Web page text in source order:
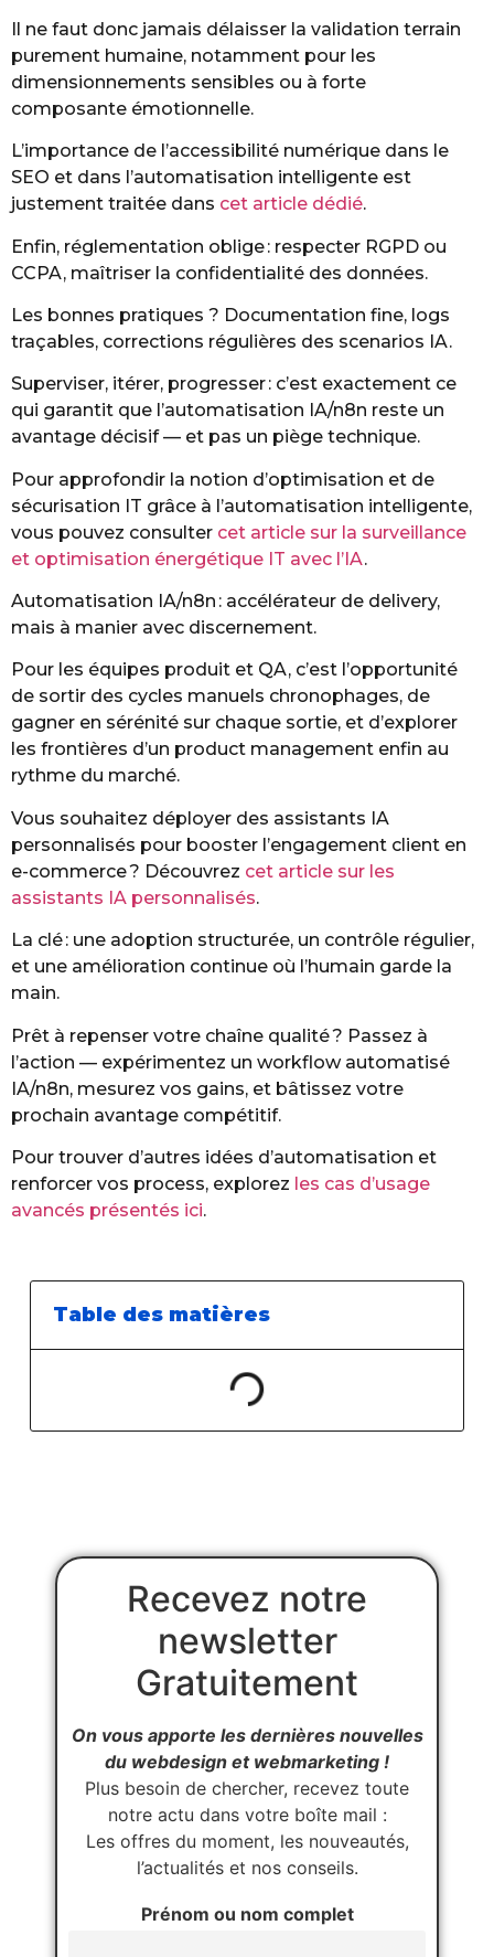
Il ne faut donc jamais délaisser la validation terrain
purement humaine, notamment pour les
dimensionnements sensibles ou à forte
composante émotionnelle.
L’importance de l’accessibilité numérique dans le
SEO et dans l’automatisation intelligente est
justement traitée dans cet article dédié.
Enfin, réglementation oblige : respecter RGPD ou
CCPA, maîtriser la confidentialité des données.
Les bonnes pratiques ? Documentation fine, logs
traçables, corrections régulières des scenarios IA.
Superviser, itérer, progresser : c’est exactement ce
qui garantit que l’automatisation IA/n8n reste un
avantage décisif — et pas un piège technique.
Pour approfondir la notion d’optimisation et de
sécurisation IT grâce à l’automatisation intelligente,
vous pouvez consulter cet article sur la surveillance
et optimisation énergétique IT avec l’IA.
Automatisation IA/n8n : accélérateur de delivery,
mais à manier avec discernement.
Pour les équipes produit et QA, c’est l’opportunité
de sortir des cycles manuels chronophages, de
gagner en sérénité sur chaque sortie, et d’explorer
les frontières d’un product management enfin au
rythme du marché.
Vous souhaitez déployer des assistants IA
personnalisés pour booster l’engagement client en
e-commerce ? Découvrez cet article sur les
assistants IA personnalisés.
La clé : une adoption structurée, un contrôle régulier,
et une amélioration continue où l’humain garde la
main.
Prêt à repenser votre chaîne qualité ? Passez à
l’action — expérimentez un workflow automatisé
IA/n8n, mesurez vos gains, et bâtissez votre
prochain avantage compétitif.
Pour trouver d’autres idées d’automatisation et
renforcer vos process, explorez les cas d’usage
avancés présentés ici.
Table des matières
Recevez notre
newsletter
Gratuitement
On vous apporte les dernières nouvelles
du webdesign et webmarketing !
Plus besoin de chercher, recevez toute
notre actu dans votre boîte mail :
Les offres du moment, les nouveautés,
l’actualités et nos conseils.
Prénom ou nom complet